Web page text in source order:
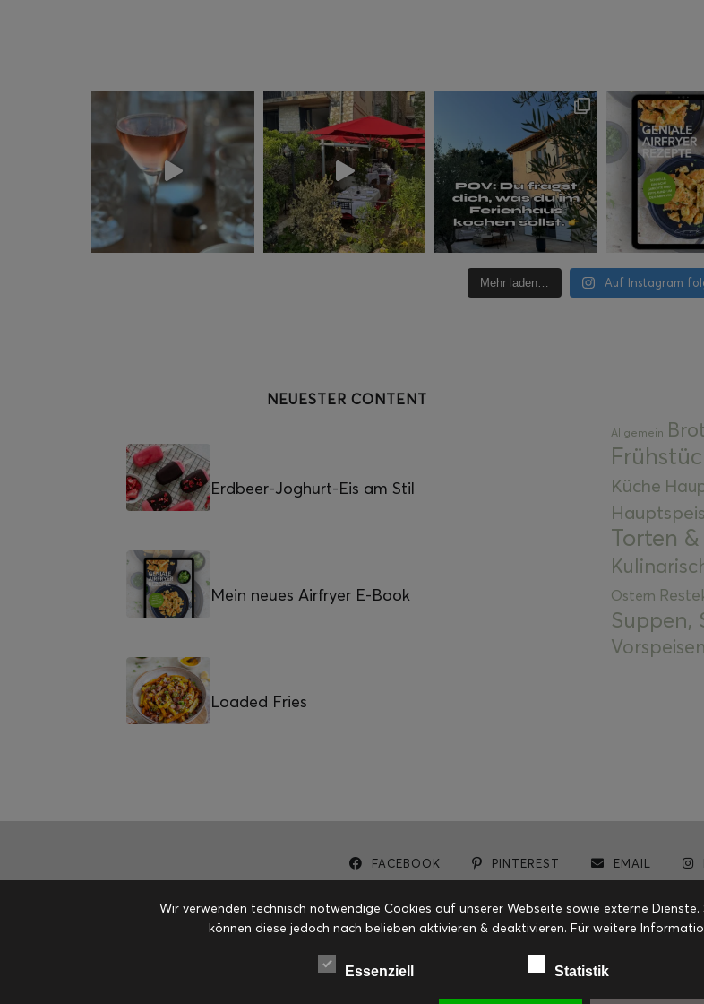
Mehr laden… Auf Instagram
NEUESTER CONTENT
Erdbeer-Joghurt-Eis am Stil
Mein neues Airfryer E-Book
Loaded Fries
Allgemein
Küche
Torten
Ostern
Suppen,
FACEBOOK PINTEREST EMAIL
Wir verwenden technisch notwendige Cookies auf unserer Webseite sowie externe
können diese jedoch nach belieben aktivieren & deaktivieren. Für weitere
Essenziell Statistik